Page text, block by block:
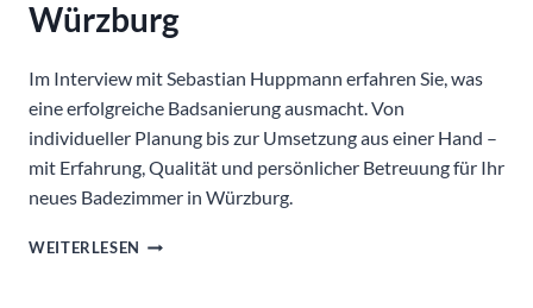
UMGEWANDELT
HABEN
Würzburg
Im Interview mit Sebastian Huppmann erfahren Sie, was
eine erfolgreiche Badsanierung ausmacht. Von
individueller Planung bis zur Umsetzung aus einer Hand –
mit Erfahrung, Qualität und persönlicher Betreuung für Ihr
neues Badezimmer in Würzburg.
WEITERLESEN INTERVIEW